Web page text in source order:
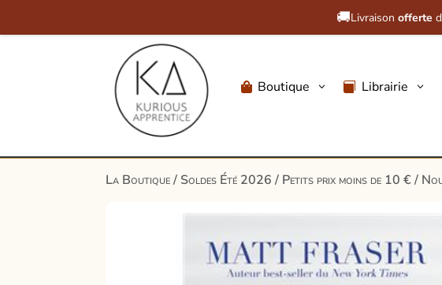
🚚Livraison offerte
 Boutique 3  Librairie 3
La Boutique/ Soldes Été 2026/ Petits prix moins de 10 €/